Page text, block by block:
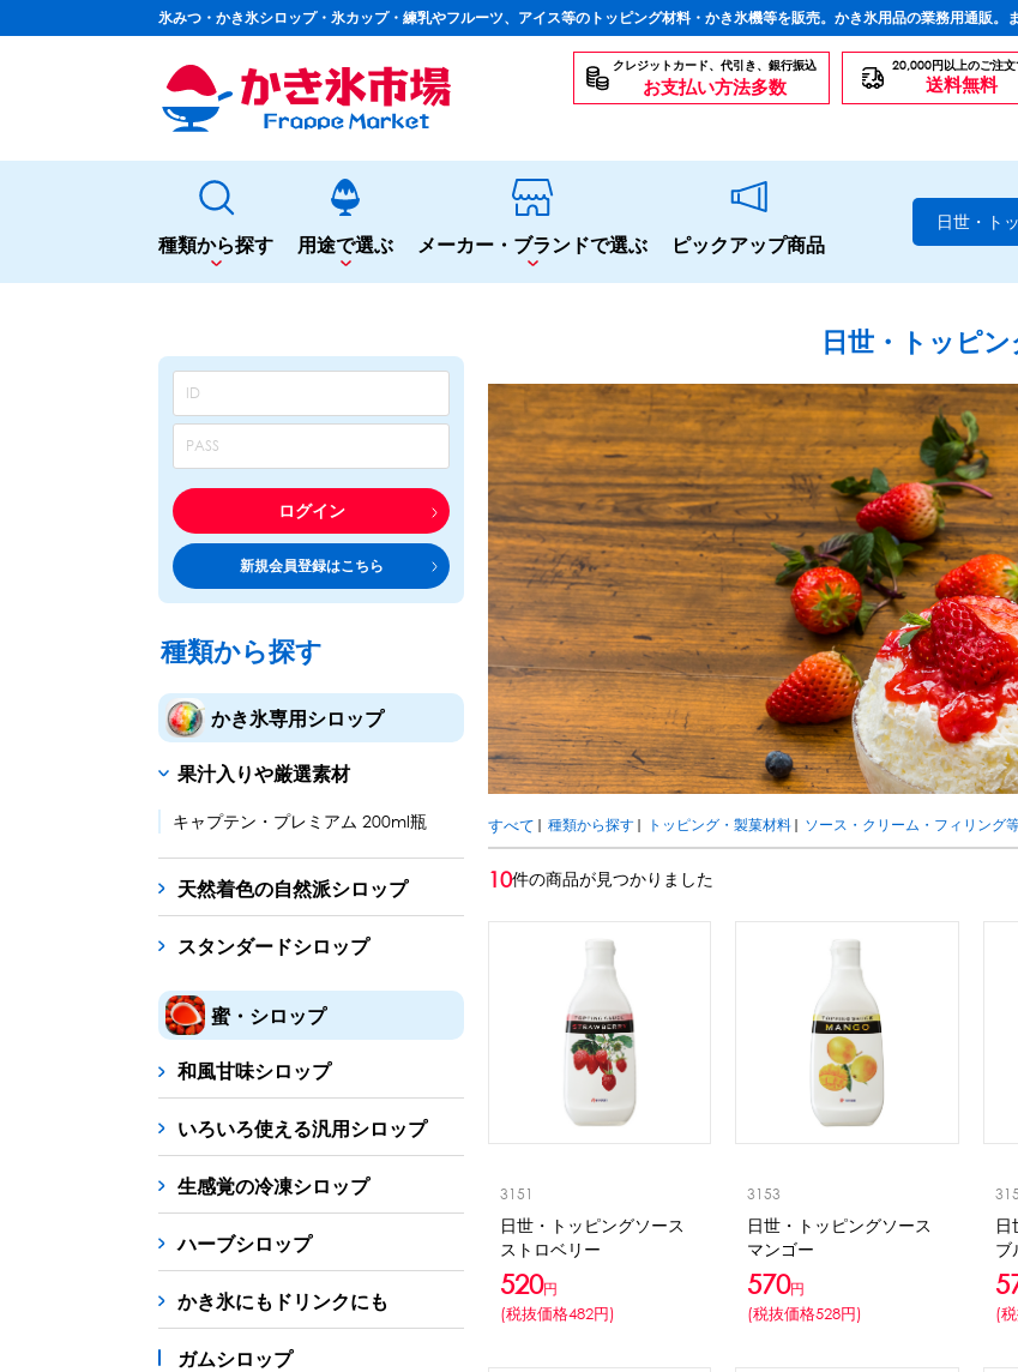
氷みつ・かき氷シロップ・氷カップ・練乳やフルーツ、アイス等のトッピング材料・かき氷機等を販売。かき氷用品の業務用通販。
クレジットカード、代引き、銀行振込
お支払い方法多数
20,000円以上のご注文
送料無料
種類から探す
かき氷専用シロップ
果汁入りや厳選素材 スタンダードシロップ
蜜・シロップ
和風甘味シロップ いろいろ使える汎用シロップ 生感覚の冷凍シロップ ハーブシロップ かき氷にもドリンク
トッピング・製菓材料
練乳・コンデンスミルク あずき・餡 冷凍フルーツ アイスクリーム 白玉もち・わらび餅 ソース・クリ
ブロックアイススライサー キューブアイススライサー カートリッジシェイバー 家庭用かき氷機 刃物・替刃
台湾かき氷
フレーバー氷（味つきの氷）
カップ・スプーン
紙カップ プラスチックカップ 発泡スチロールカップ ボウル型カップ フラワーカップ
フローズンドリンク材料
シロップ 冷凍フルーツ ドリンクカップ・ストロー ブレンダー・ミキサー
備品
蜜かけシャワー・レードル 冷凍ストッカー その他の機器・備品
販促
氷旗 のぼり 横幕 ポスター 台湾かき氷「Snow-kiss（スノーキッス）」
かき氷書籍
用途で選ぶ
夏まつりや夜店に
シロップ
飲食店のサイドメニューに
シロップ トッピング テイクアウト
専門店の副材料に
シロップ トッピング 製菓材料 テイクアウト
ドリンクメニューに
ノンアルドリンク
CLOSE
メーカー・ブランドで選ぶ
CLOSE
ピックアップ商品
日世・ト
ログイン
新規会員登録はこちら
種類から探す
かき氷専用シロップ
果汁入りや厳選素材
キャプテン・プレミアム 200ml瓶
天然着色の自然派シロップ
スタンダードシロップ
蜜・シロップ
和風甘味シロップ
いろいろ使える汎用シロップ
生感覚の冷凍シロップ
ハーブシロップ
かき氷にもドリンクにも
ガムシロップ
日世・トッピン
すべて | 種類から探す| トッピング・製菓材料| ソース・クリーム・フィリング
10件の商品が見つかりました
3151
日世・トッピングソース
ストロベリー
520円
(税抜価格482円)
3153
日世・トッピングソース
マンゴー
570円
(税抜価格528円)
日
ブ
(